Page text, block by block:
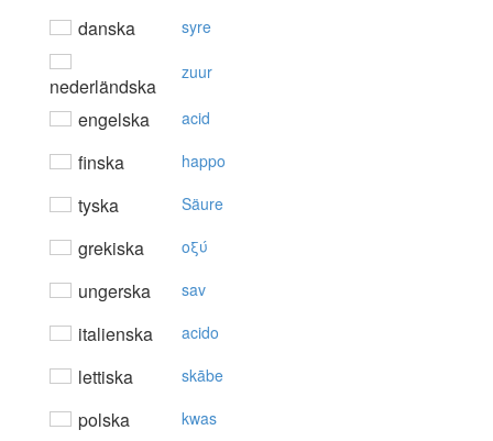
danska syre
nederländska
zuur
engelska acid
finska happo
tyska Säure
grekiska oξύ
ungerska sav
italienska acido
lettiska skābe
polska kwas